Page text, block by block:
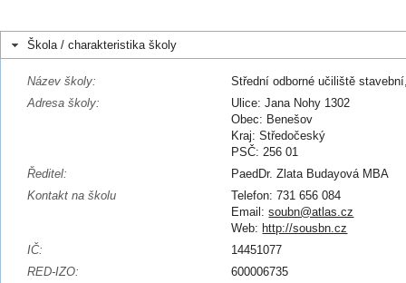
Škola / charakteristika školy
Název školy:
Střední odborné učiliště
Adresa školy:
Ulice: Jana Nohy 1302
Obec: Benešov
Kraj: Středočeský
PSČ: 256 01
Ředitel:
PaedDr. Zlata Budayová MBA
Kontakt na školu
Telefon: 731 656 084
Email:soubn@atlas.cz
Web: http://sousbn.cz
IČ:
14451077
RED-IZO:
600006735